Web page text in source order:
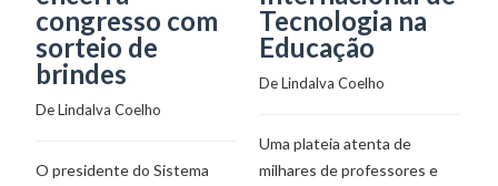
congresso com
sorteio de
brindes
De Lindalva Coelho
O presidente do Sistema
Tecnologia na
Educação
De Lindalva Coelho
Uma plateia atenta de
milhares de professores e